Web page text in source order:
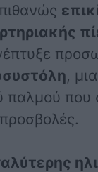
,
παλμού που